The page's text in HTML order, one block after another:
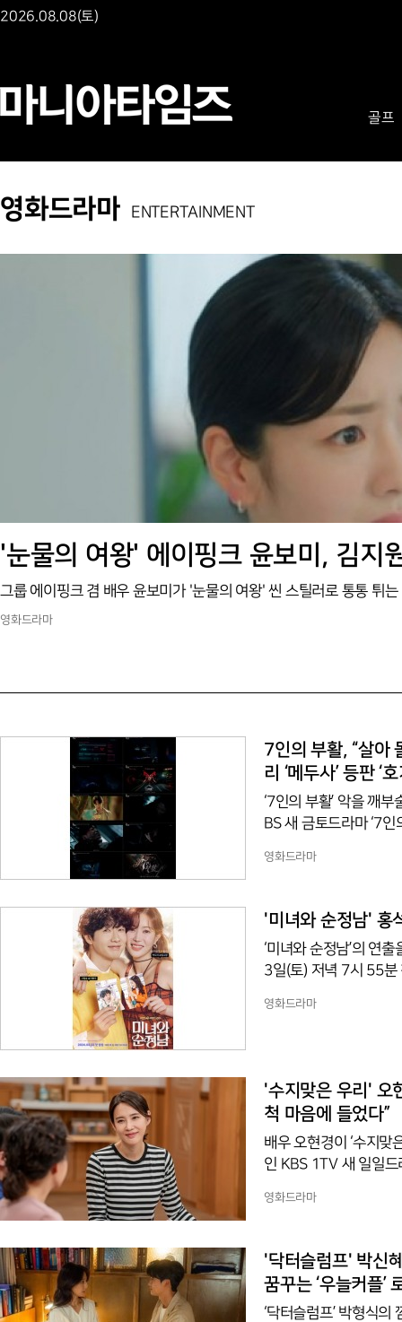
2026.08.08(토)
골프
영화드라마 ENTERTAINMENT
영화드라마
7인의 부활, “살아
리 ‘메두사’ 등판 ‘
‘7인의 부활’ 악을 깨
BS 새 금토드라마 ‘7
티저 영상을 공개했다
변수들이 또 어떤 카타
권력을 거머쥔 ‘절대악
영화드라마
'미녀와 순정남' 홍
‘미녀와 순정남’의 연
3일(토) 저녁 7시 55분
다시 일으켜 세우는 초
품으로 큰 주목을 받고
영화드라마
'수지맞은 우리' 오
척 마음에 들었다”
배우 오현경이 ‘수지맞
인 KBS 1TV 새 일일드
한식당 운영뿐만 아니
이들을 돌볼 수 있는
이기에 선택하게 됐다
영화드라마
'닥터슬럼프' 박신
꿈꾸는 ‘우늘커플’
‘닥터슬럼프’ 박형식의